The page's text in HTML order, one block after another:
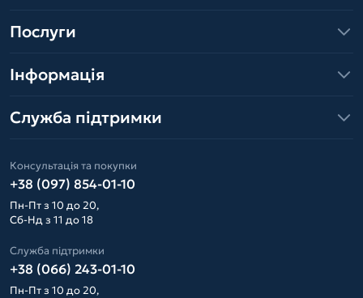
Послуги
Інформація
Служба підтримки
Консультація та покупки
+38 (097) 854-01-10
Пн-Пт з 10 до 20,
Сб-Нд з 11 до 18
Служба підтримки
+38 (066) 243-01-10
Пн-Пт з 10 до 20,